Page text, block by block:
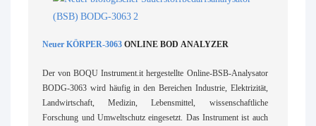
Neuer KÖRPER-3063ONLINE BOD ANALYZER
Der von BOQU Instrument.it hergestellte Online-BSB-Analysator
BODG-3063 wird häufig in den Bereichen Industrie, Elektrizität,
Landwirtschaft, Medizin, Lebensmittel, wissenschaftliche
Forschung und Umweltschutz eingesetzt. Das Instrument ist auch